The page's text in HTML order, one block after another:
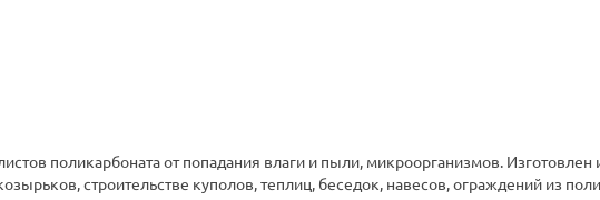
поликарбоната от попадания влаги и пыли, микроорганизмов. Изготовлен
строительстве куполов, теплиц, беседок, навесов, ограждений из